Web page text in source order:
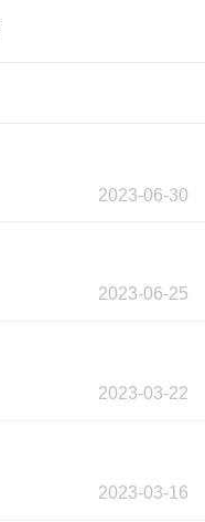
2023-06-30
2023-06-25
2023-03-22
2023-03-16